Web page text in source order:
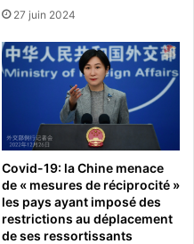
27 juin 2024
Covid-19: la Chine menace
de « mesures de réciprocité »
les pays ayant imposé des
restrictions au déplacement
de ses ressortissants